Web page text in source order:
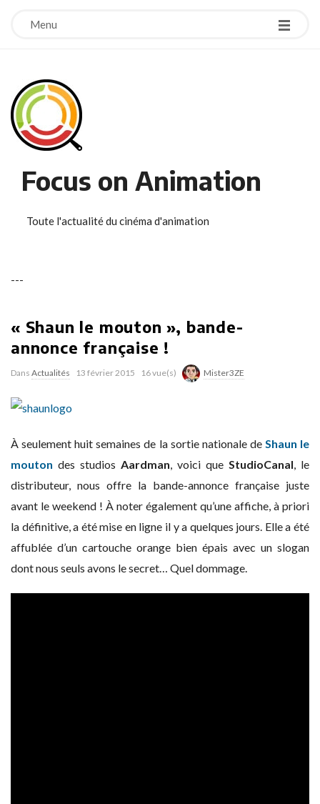
Menu
Focus on Animation
Toute l'actualité du cinéma d'animation
---
« Shaun le mouton », bande-
annonce française !
Dans Actualités 13 février 2015 16 vue(s) Mister3ZE
À seulement huit semaines de la sortie nationale de Shaun le
mouton des studios Aardman, voici que StudioCanal, le
distributeur, nous offre la bande-annonce française juste
avant le weekend ! À noter également qu’une affiche, à priori
la définitive, a été mise en ligne il y a quelques jours. Elle a été
affublée d’un cartouche orange bien épais avec un slogan
dont nous seuls avons le secret… Quel dommage.